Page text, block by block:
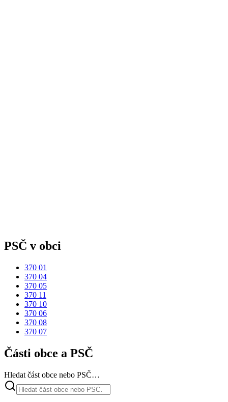
PSČ v obci
370 01
370 04
370 05
370 11
370 10
370 06
370 08
370 07
Části obce a PSČ
Hledat část obce nebo PSČ…